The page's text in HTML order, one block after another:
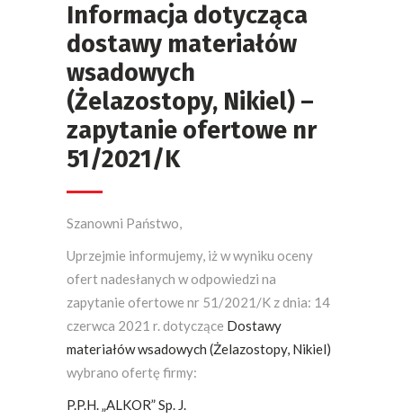
Informacja dotycząca
dostawy materiałów
wsadowych
(Żelazostopy, Nikiel) –
zapytanie ofertowe nr
51/2021/K
Szanowni Państwo,
Uprzejmie informujemy, iż w wyniku oceny
ofert nadesłanych w odpowiedzi na
zapytanie ofertowe nr 51/2021/K z dnia: 14
czerwca 2021 r. dotyczące Dostawy
materiałów wsadowych (Żelazostopy, Nikiel)
wybrano ofertę firmy:
P.P.H. „ALKOR” Sp. J.